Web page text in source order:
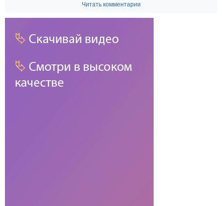
Читать комментарии